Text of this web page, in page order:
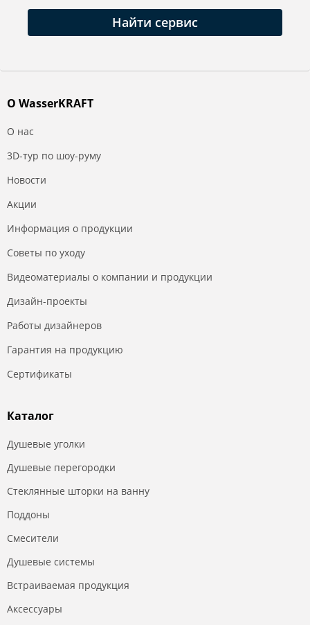
Найти сервис
О WasserKRAFT
О нас
3D-тур по шоу-руму
Новости
Акции
Информация о продукции
Советы по уходу
Видеоматериалы о компании и продукции
Дизайн-проекты
Работы дизайнеров
Гарантия на продукцию
Сертификаты
Каталог
Душевые уголки
Душевые перегородки
Стеклянные шторки на ванну
Поддоны
Смесители
Душевые системы
Встраиваемая продукция
Аксессуары